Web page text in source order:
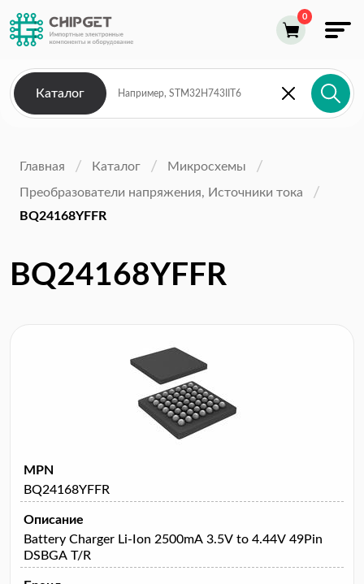
Каталог
Главная Каталог
Микросхемы
Преобразователи напряжения, Источники тока
BQ24168YFFR
BQ24168YFFR
MPN
BQ24168YFFR
Описание
Battery Charger Li-Ion 2500mA 3.5V to 4.44V 49Pin
DSBGA T/R